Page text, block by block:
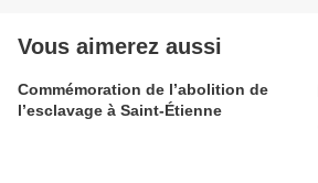
Vous aimerez aussi
Commémoration de l’abolition de
l’esclavage à Saint-Étienne